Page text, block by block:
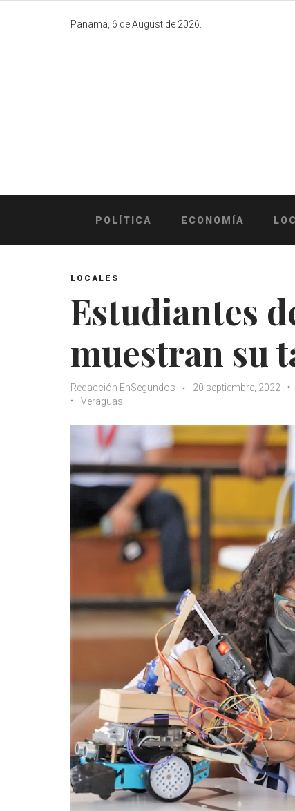
Panamá, 6 de August de 2026.
POLÍTICA ECONOMÍA
LOCALES
Estudiantes
muestran su
Redacción EnSegundos 20 septiembre, 2022
Veraguas